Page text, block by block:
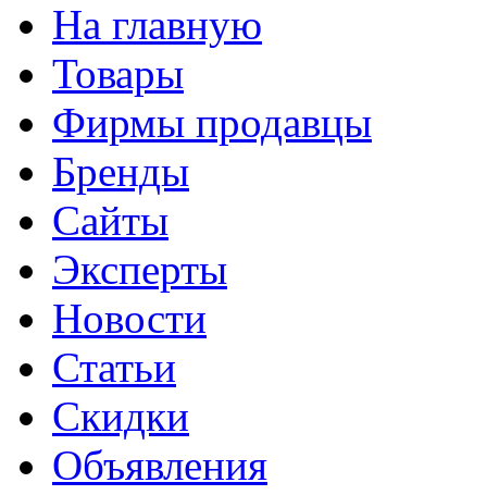
На главную
Товары
Фирмы продавцы
Бренды
Сайты
Эксперты
Новости
Статьи
Скидки
Объявления